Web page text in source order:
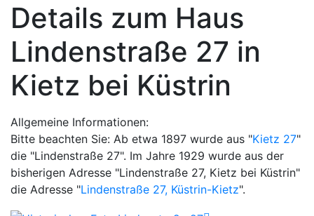
Details zum Haus
Lindenstraße 27 in
Kietz bei Küstrin
Allgemeine Informationen:
Bitte beachten Sie: Ab etwa 1897 wurde aus "Kietz 27"
die "Lindenstraße 27". Im Jahre 1929 wurde aus der
bisherigen Adresse "Lindenstraße 27, Kietz bei Küstrin"
die Adresse "Lindenstraße 27, Küstrin-Kietz".